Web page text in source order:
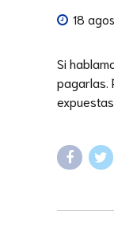
18
Si
pagarlas.